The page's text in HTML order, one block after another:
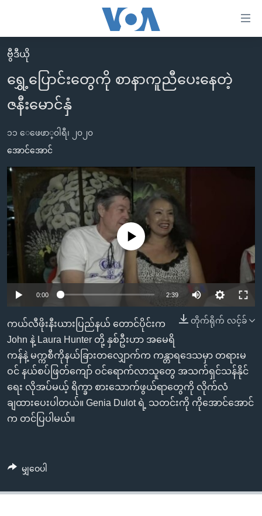
လွယ်ကူ
စေ
သည့်
Link
များ
ပင်မ
အကြောင်းအရာ
ကျော်
ကြည့်
ညွန်း
စာမျက်နှာ
ကျော်
ကြည့်
ရန်
ရှာဖွေ
ရန်
နေရာ
သို့
မူလစာမျက်နှာ
မြန်မာ
ကမ္ဘာ့သတင်းများ
အမေရိကန်
တရုတ်
အစ္စရေး-ပါလက်စတိုင်း
သတင်းလွတ်လပ်ခွင့်
ရပ်ဝန်းတခု လမ်းတခု အလွန်
အင်္ဂလိပ်စာလေ့လာမယ်
အမေရိကန်သုံးအီဒီယံ
မကြေးမုံရဲ့ အင်္ဂလိပ်စာ
ရုပ်ရှင်ထဲက အင်္ဂလိပ်စာ
သုတပဒေသာ အင်္ဂလိပ်စာ
အပတ်စဉ်ကဏ္ဍများ
ရေဒီယို
တီဗွီ
ရေဒီယိုနှင့်ရုပ်သံ အချက်အလက်များ
ရေဒီယို/တီဗွီအစီအစဉ်
Learning English
ဘာသာစကားများ
ဗွီဒီယို
ရွှေ့ပြောင်းတွေကို စာနာကူညီပေးနေတဲ့
ဇနီးမောင်နှံ
၁၁ ေဖေဖာ္၀ါရီ၊ ၂၀၂၀
အောင်အောင်
No media source currently available
0:00 2:39
တိုက်ရိုက် လင့်ခ်
ကယ်လီဖိုးနီးယားပြည်နယ် တောင်ပိုင်းက
John နဲ့ Laura Hunter တို့ နှစ်ဦးဟာ အမေရိ
ကန်နဲ့ မက္ကစီကိုနယ်ခြားတလျှောက်က ကန္တာရဒေသမှာ တရားမ
ဝင် နယ်စပ်ဖြတ်ကျော် ဝင်ရောက်လာသူတွေ အသက်ရှင်သန်နိုင်
ရေး လိုအပ်မယ့် ရိက္ခာ စားသောက်ဖွယ်ရာတွေကို လိုက်လံ
ချထားပေးပါတယ်။ Genia Dulot ရဲ့ သတင်းကို ကိုအောင်အောင်
က တင်ပြပါမယ်။
မျှဝေပါ